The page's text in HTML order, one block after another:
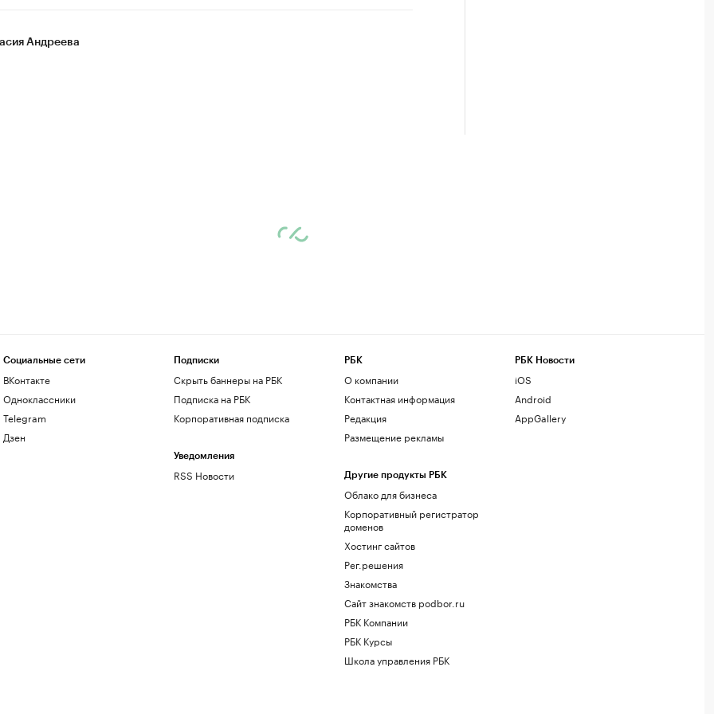
Андреева
Социальные сети
ВКонтакте
Одноклассники
Telegram
Дзен
Подписки
Скрыть баннеры на РБК
Подписка на РБК
Корпоративная подписка
Уведомления
RSS Новости
РБК
О компании
Контактная информация
Редакция
Размещение рекламы
Другие продукты РБК
Облако для бизнеса
Корпоративный регистратор
доменов
Хостинг сайтов
Рег.решения
Знакомства
Сайт знакомств podbor.ru
РБК Компании
РБК Курсы
Школа управления РБК
РБК Новости
iOS
Android
AppGallery